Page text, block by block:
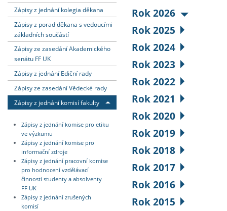
Podpora a benefity pro
Fakultní školy FF UK
Informace k průběhu
Rigorózní řízení
Granty a projekty
Přijíždějící studenti
Zápisy z jednání kolegia děkana
Zápisy z porad děkana s vedoucími
základních součástí
Zápisy ze zasedání Akademického
senátu FF UK
Zápisy z jednání Ediční rady
Zápisy ze zasedání Vědecké rady
Zápisy z jednání komisí fakulty
Zápisy z jednání komise pro etiku
ve výzkumu
Zápisy z jednání komise pro
informační zdroje
Zápisy z jednání pracovní komise
pro hodnocení vzdělávací
činnosti studenty a absolventy
FF UK
Zápisy z jednání zrušených
komisí
Rok 2026
Rok 2025
Rok 2024
Rok 2023
Rok 2022
Rok 2021
Rok 2020
Rok 2019
Rok 2018
Rok 2017
Rok 2016
Rok 2015